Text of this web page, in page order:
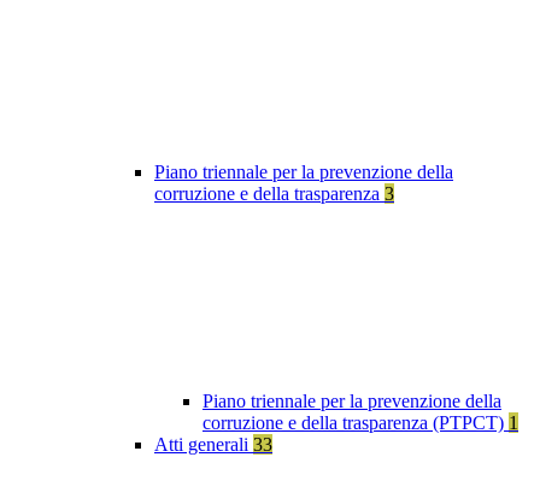
Piano triennale per la prevenzione della
corruzione e della trasparenza 3
Piano triennale per la prevenzione della
corruzione e della trasparenza (PTPCT) 1
Atti generali 33